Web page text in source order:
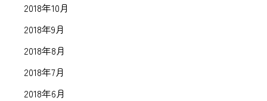
2018年10月
2018年9月
2018年8月
2018年7月
2018年6月